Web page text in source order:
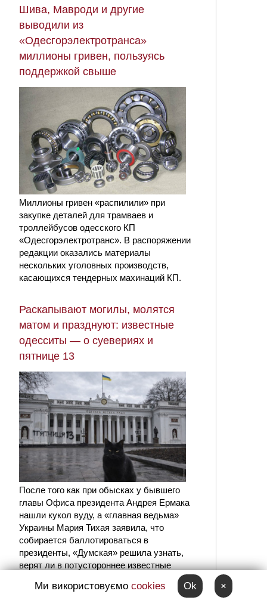
Шива, Мавроди и другие
выводили из
«Одесгорэлектротранса»
миллионы гривен, пользуясь
поддержкой свыше
Миллионы гривен «распилили» при
закупке деталей для трамваев и
троллейбусов одесского КП
«Одесгорэлектротранс». В распоряжении
редакции оказались материалы
нескольких уголовных производств,
касающихся тендерных махинаций КП.
Раскапывают могилы, молятся
матом и празднуют: известные
одесситы — о суевериях и
пятнице 13
После того как при обысках у бывшего
главы Офиса президента Андрея Ермака
нашли кукол вуду, а «главная ведьма»
Украины Мария Тихая заявила, что
собирается баллотироваться в
президенты, «Думская» решила узнать,
верят ли в потустороннее известные
Ми використовуємо cookies Ok ×